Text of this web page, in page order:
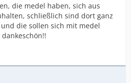
die medel haben, sich aus
schließlich sind dort ganz
die sollen sich mit medel